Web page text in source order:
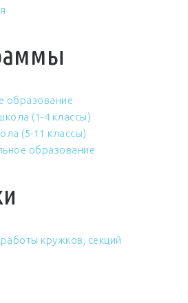
образование
(1-4 классы)
(5-11 классы)
образование
кружков, секций